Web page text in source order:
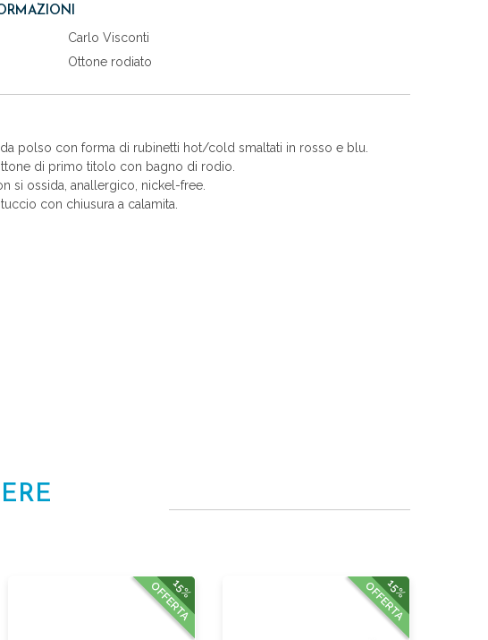
Carlo Visconti
Ottone rodiato
polso con forma di rubinetti hot/cold smaltati in rosso e blu.
di primo titolo con bagno di rodio.
si ossida, anallergico, nickel-free.
con chiusura a calamita.
15%
OFFERTA 15%
OFFERTA